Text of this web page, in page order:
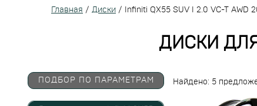
Главная / Диски / Infiniti QX55 SUV I 2.0 VC-T AWD
ДИСКИ ДЛЯ
Найдено: 5
ПОДБОР ПО ПАРАМЕТРАМ